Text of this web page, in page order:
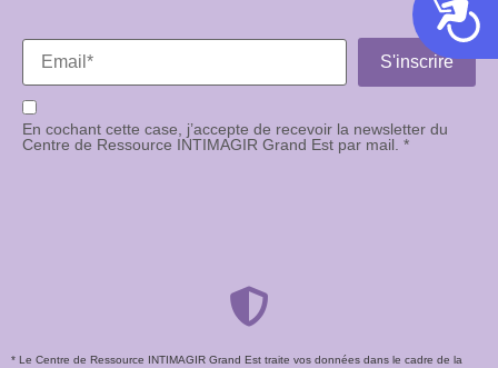
En cochant cette case, j’accepte de recevoir la newsletter du
Centre de Ressource INTIMAGIR Grand Est par mail. *
* Le Centre de Ressource INTIMAGIR Grand Est traite vos données dans le cadre de la